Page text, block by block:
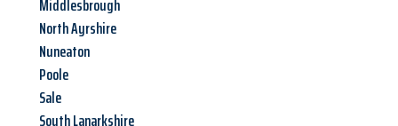
Middlesbrough
North Ayrshire
Nuneaton
Poole
Sale
South Lanarkshire